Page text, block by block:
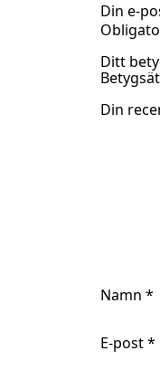
Din e-
Ditt
Din
Namn *
E-post*